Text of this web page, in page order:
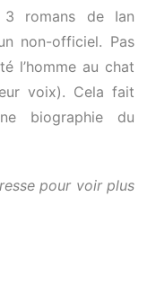
3 romans de Ian
non-officiel. Pas
l’homme au chat
voix). Cela fait
biographie du
pour voir plus